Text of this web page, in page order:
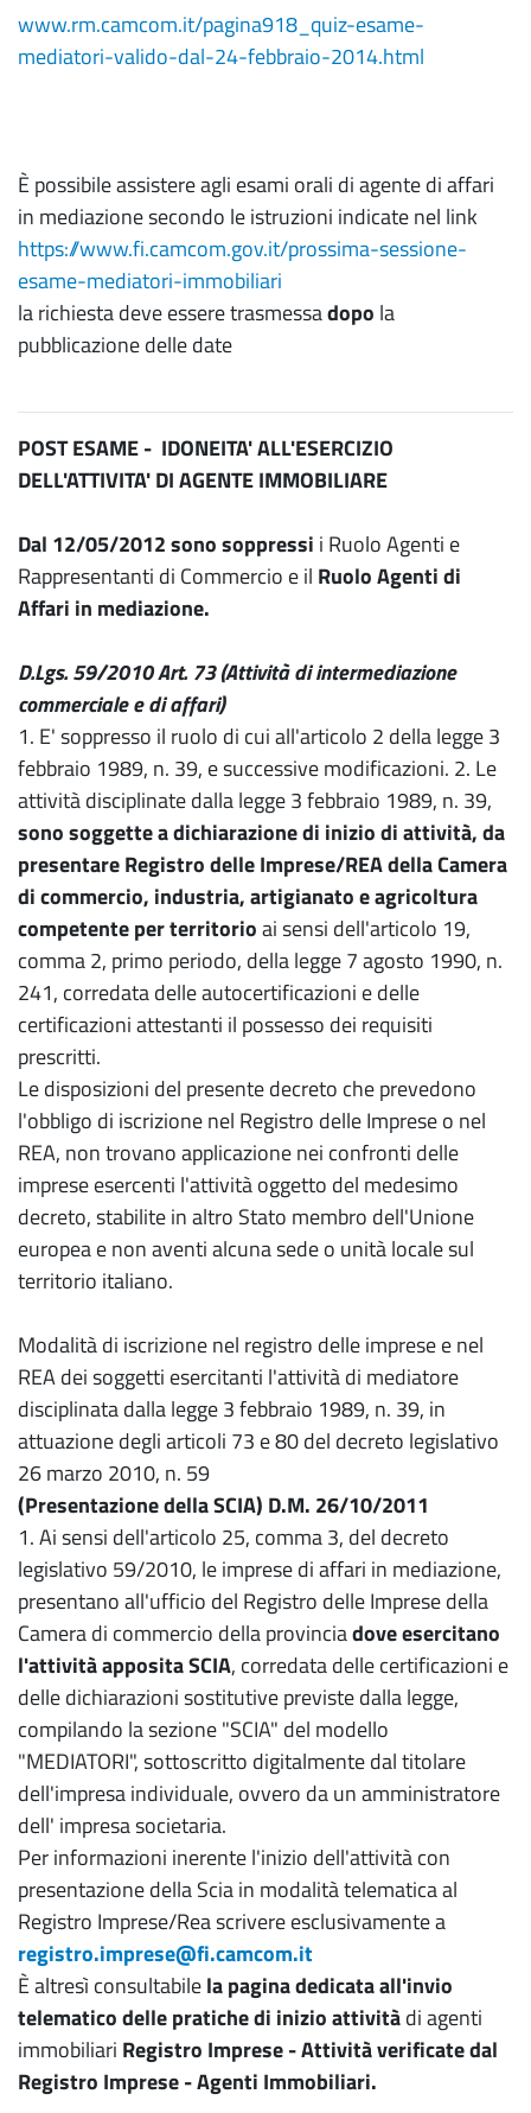
www.rm.camcom.it/pagina918_quiz-esame-
mediatori-valido-dal-24-febbraio-2014.html
È possibile assistere agli esami orali di agente di affari
in mediazione secondo le istruzioni indicate nel link
https://www.fi.camcom.gov.it/prossima-sessione-
esame-mediatori-immobiliari
la richiesta deve essere trasmessadopo la
pubblicazione delle date
POST ESAME - IDONEITA' ALL'ESERCIZIO
DELL'ATTIVITA' DI AGENTE IMMOBILIARE
Dal 12/05/2012 sono soppressi i Ruolo Agenti e
Rappresentanti di Commercio e il Ruolo Agenti di
Affari in mediazione.
D.Lgs. 59/2010 Art. 73 (Attività di intermediazione
commerciale e di affari)
1. E' soppresso il ruolo di cui all'articolo 2 della legge 3
febbraio 1989, n. 39, e successive modificazioni. 2. Le
attività disciplinate dalla legge 3 febbraio 1989, n. 39,
sono soggette a dichiarazione di inizio di attività, da
presentare Registro delle Imprese/REA della Camera
di commercio, industria, artigianato e agricoltura
competente per territorioai sensi dell'articolo 19,
comma 2, primo periodo, della legge 7 agosto 1990, n.
241, corredata delle autocertificazioni e delle
certificazioni attestanti il possesso dei requisiti
prescritti.
Le disposizioni del presente decreto che prevedono
l'obbligo di iscrizione nel Registro delle Imprese o nel
REA, non trovano applicazione nei confronti delle
imprese esercenti l'attività oggetto del medesimo
decreto, stabilite in altro Stato membro dell'Unione
europea e non aventi alcuna sede o unità locale sul
territorio italiano.
Modalità di iscrizione nel registro delle imprese e nel
REA dei soggetti esercitanti l'attività di mediatore
disciplinata dalla legge 3 febbraio 1989, n. 39, in
attuazione degli articoli 73 e 80 del decreto legislativo
26 marzo 2010, n. 59
(Presentazione della SCIA) D.M. 26/10/2011
1. Ai sensi dell'articolo 25, comma 3, del decreto
legislativo 59/2010, le imprese di affari in mediazione,
presentano all'ufficio del Registro delle Imprese della
Camera di commercio della provinciadove esercitano
l'attività apposita SCIA, corredata delle certificazioni e
delle dichiarazioni sostitutive previste dalla legge,
compilando la sezione "SCIA" del modello
"MEDIATORI", sottoscritto digitalmente dal titolare
dell'impresa individuale, ovvero da un amministratore
dell' impresa societaria.
Per informazioni inerente l'inizio dell'attività con
presentazione della Scia in modalità telematica al
Registro Imprese/Rea scrivere esclusivamente a
registro.imprese@fi.camcom.it
È altresì consultabilela pagina dedicata all'invio
telematico delle pratiche di inizio attivitàdi agenti
immobiliari Registro Imprese - Attività verificate dal
Registro Imprese - Agenti Immobiliari.